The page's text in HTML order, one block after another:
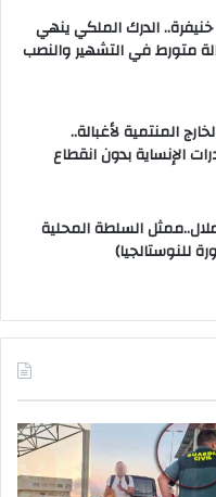
الدرك الملكي ينهي
متورط في التشهير والنصب
المنتمية لأغبالة..
الإنساية بدون انقطاع
السلطة المحلية
للنوستالجيا)